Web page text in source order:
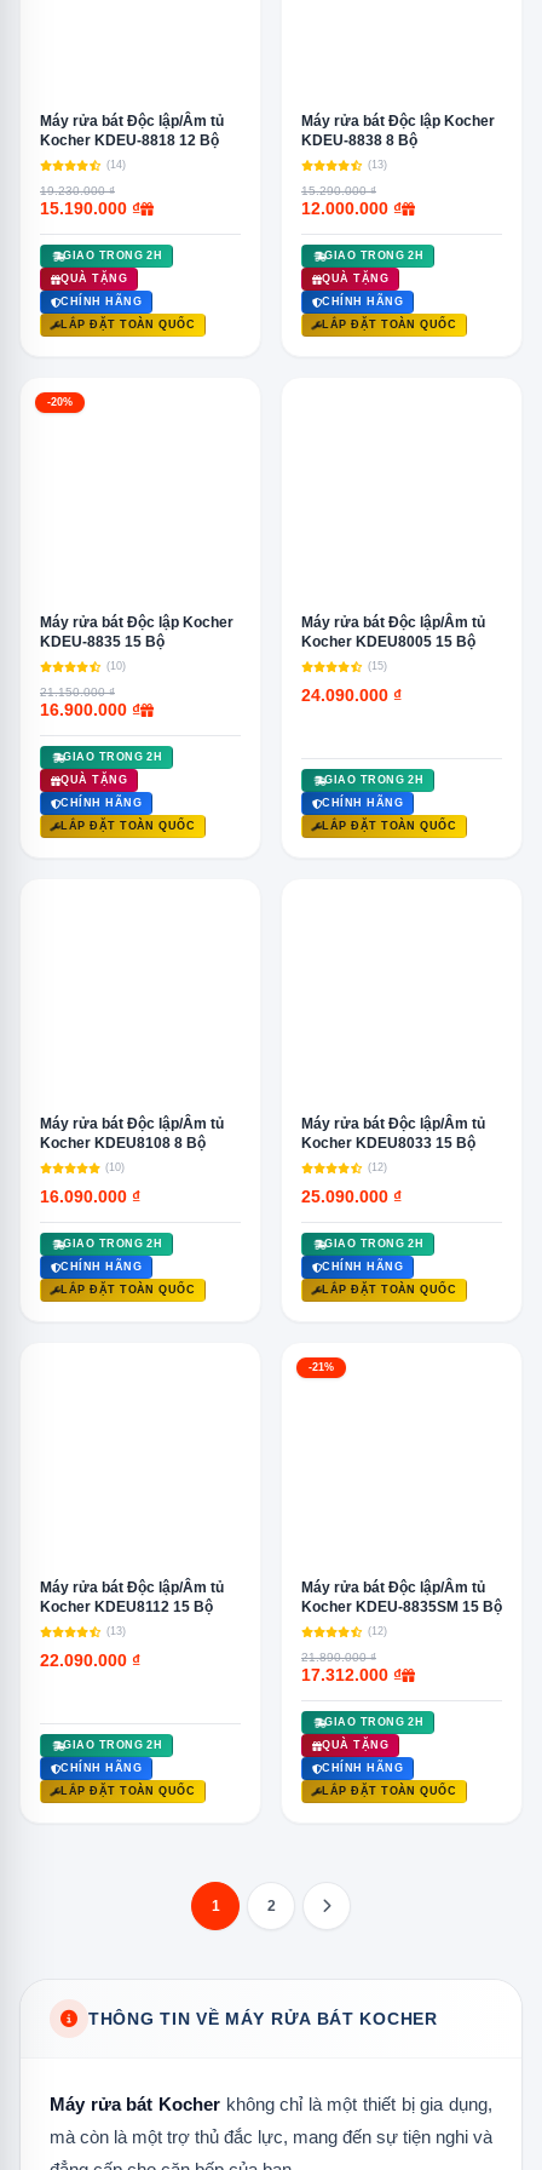
Máy rửa bát Độc lập/Âm tủ
Kocher KDEU-8818 12 Bộ
(14)
19.230.000 ₫
15.190.000 ₫
GIAO TRONG 2H
QUÀ TẶNG
CHÍNH HÃNG
LẮP ĐẶT TOÀN QUỐC
Máy rửa bát Độc lập Kocher
KDEU-8838 8 Bộ
(13)
15.290.000 ₫
12.000.000 ₫
GIAO TRONG 2H
QUÀ TẶNG
CHÍNH HÃNG
LẮP ĐẶT TOÀN QUỐC
-20%
Máy rửa bát Độc lập Kocher
KDEU-8835 15 Bộ
(10)
21.150.000 ₫
16.900.000 ₫
GIAO TRONG 2H
QUÀ TẶNG
CHÍNH HÃNG
LẮP ĐẶT TOÀN QUỐC
Máy rửa bát Độc lập/Âm tủ
Kocher KDEU8005 15 Bộ
(15)
24.090.000 ₫
GIAO TRONG 2H
CHÍNH HÃNG
LẮP ĐẶT TOÀN QUỐC
Máy rửa bát Độc lập/Âm tủ
Kocher KDEU8108 8 Bộ
(10)
16.090.000 ₫
GIAO TRONG 2H
CHÍNH HÃNG
LẮP ĐẶT TOÀN QUỐC
Máy rửa bát Độc lập/Âm tủ
Kocher KDEU8033 15 Bộ
(12)
25.090.000 ₫
GIAO TRONG 2H
CHÍNH HÃNG
LẮP ĐẶT TOÀN QUỐC
Máy rửa bát Độc lập/Âm tủ
Kocher KDEU8112 15 Bộ
(13)
22.090.000 ₫
GIAO TRONG 2H
CHÍNH HÃNG
LẮP ĐẶT TOÀN QUỐC
-21%
Máy rửa bát Độc lập/Âm tủ
Kocher KDEU-8835SM 15 Bộ
(12)
21.890.000 ₫
17.312.000 ₫
GIAO TRONG 2H
QUÀ TẶNG
CHÍNH HÃNG
LẮP ĐẶT TOÀN QUỐC
1 2
THÔNG TIN VỀ MÁY RỬA BÁT KOCHER
Máy rửa bát Kocherkhông chỉ là một thiết bị gia dụng,
mà còn là một trợ thủ đắc lực, mang đến sự tiện nghi và